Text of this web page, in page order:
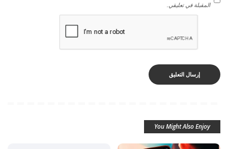
المقبلة في تعليقي.
You Might Also Enjoy